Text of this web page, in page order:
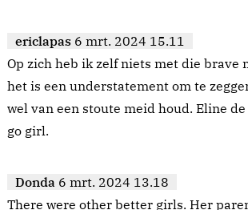
ericlapas 6 mrt. 2024 15.11
Op zich heb ik zelf niets met die brave
het is een understatement om te
wel van een stoute meid houd. Eline de
go girl.
Donda 6 mrt. 2024 13.18
There were other better girls. Her